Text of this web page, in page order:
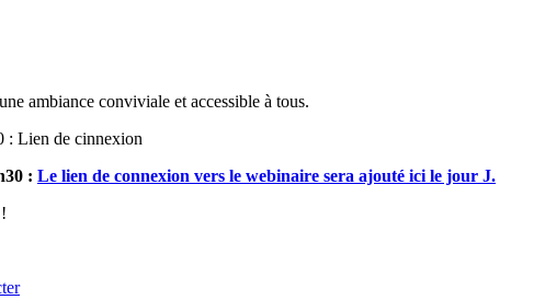
ambiance conviviale et accessible à tous.
: Lien de cinnexion
: Le lien de connexion vers le webinaire sera ajouté ici le jour J.